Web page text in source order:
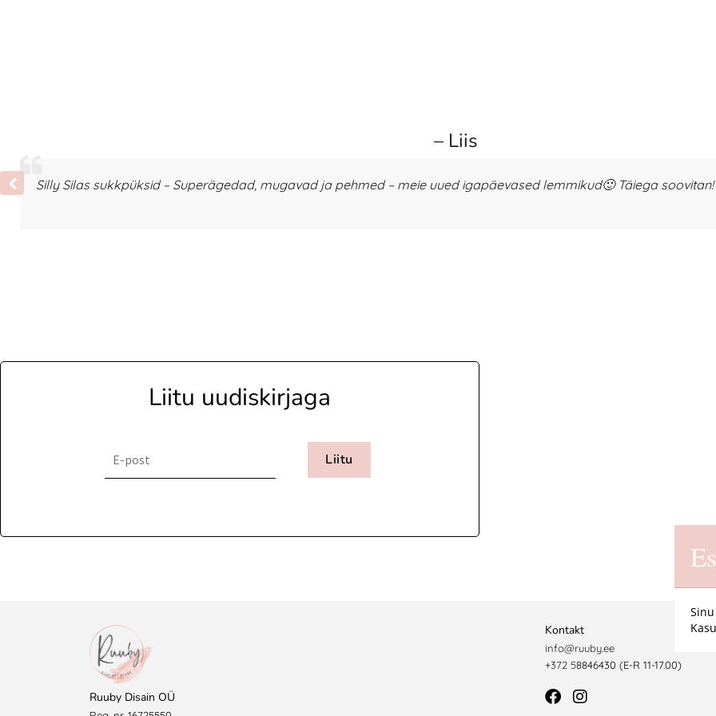
– Liis
Silly Silas sukkpüksid – Superägedad, mugavad ja pehmed – meie uued igapäevased lemmikud🙂 Täiega soovitan!
Liitu uudiskirjaga
Liitu
Ruuby Disain OÜ
Kontakt
info@ruuby.ee
+372 58846430 (E-R 11-17.00)